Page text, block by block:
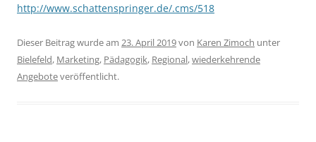
http://www.schattenspringer.de/.cms/518
Dieser Beitrag wurde am 23. April 2019von Karen Zimoch unter
Bielefeld, Marketing, Pädagogik, Regional,wiederkehrende
Angeboteveröffentlicht.